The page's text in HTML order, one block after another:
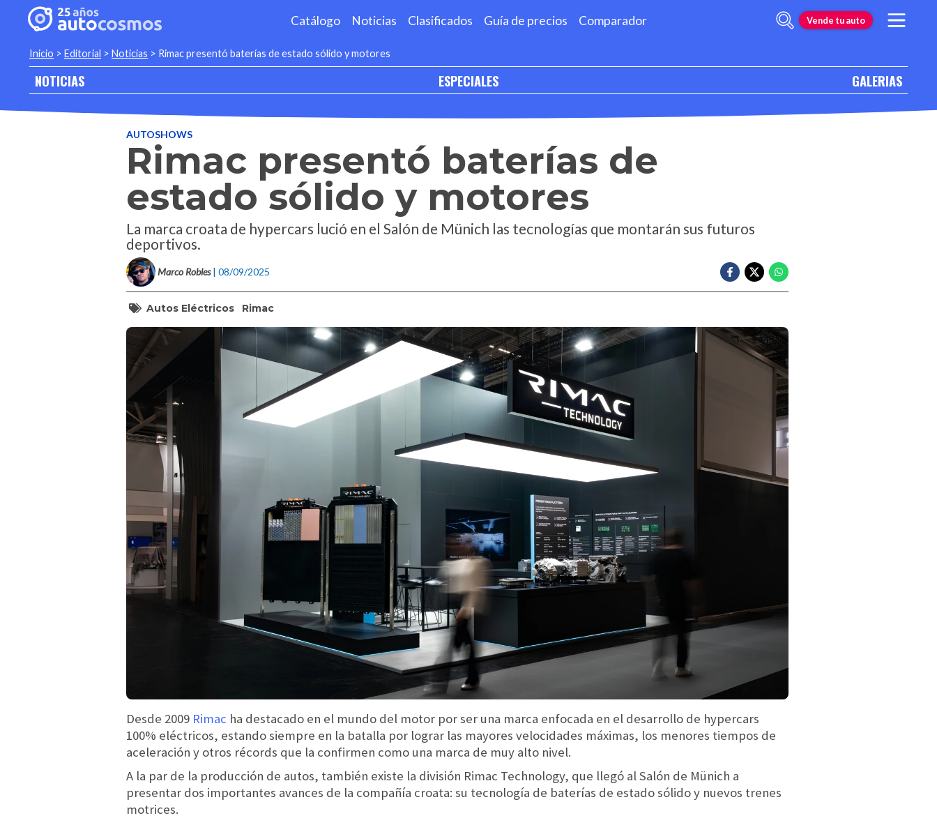
Catálogo Noticias Clasificados Guía de precios Comparador Vende tu auto
Inicio > Editorial > Noticias > Rimac presentó baterías de estado sólido y motores
NOTICIAS ESPECIALES GALERIAS
AUTOSHOWS
Rimac presentó baterías de
estado sólido y motores
La marca croata de hypercars lució en el Salón de Münich las tecnologías que montarán sus futuros
deportivos.
Marco Robles | 08/09/2025
Autos Eléctricos Rimac
Desde 2009 Rimac ha destacado en el mundo del motor por ser una marca enfocada en el desarrollo de hypercars
100% eléctricos, estando siempre en la batalla por lograr las mayores velocidades máximas, los menores tiempos de
aceleración y otros récords que la confirmen como una marca de muy alto nivel.
A la par de la producción de autos, también existe la división Rimac Technology, que llegó al Salón de Münich a
presentar dos importantes avances de la compañía croata: su tecnología de baterías de estado sólido y nuevos trenes
motrices.